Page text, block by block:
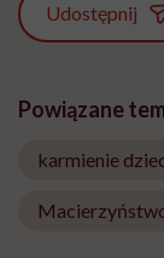
Udostępnij
Powiązane
karmienie